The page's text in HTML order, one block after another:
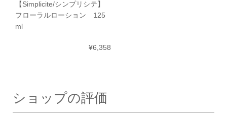
【Simplicite/シンプリシテ】
フローラルローション 125
ml
¥6,358
ショップの評価